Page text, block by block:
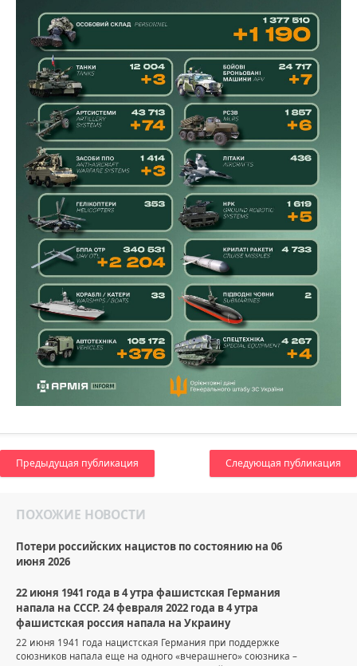
Предыдущая публикация Следующая публикация
ПОХОЖИЕ НОВОСТИ
Потери российских нацистов по состоянию на 06
июня 2026
22 июня 1941 года в 4 утра фашистская Германия
напала на СССР. 24 февраля 2022 года в 4 утра
фашистская россия напала на Украину
22 июня 1941 года нацистская Германия при поддержке
союзников напала еще на одного «вчерашнего» союзника –